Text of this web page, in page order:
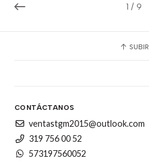
1 / 9
SUBIR
CONTÁCTANOS
ventastgm2015@outlook.com
319 756 00 52
573197560052